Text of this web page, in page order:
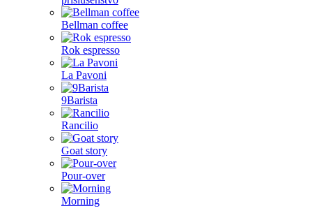
Bellman coffee
Rok espresso
La Pavoni
9Barista
Rancilio
Goat story
Pour-over
Morning